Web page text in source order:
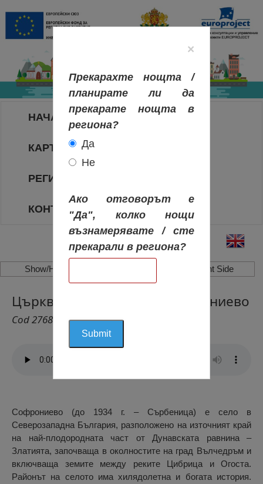
НАЧАЛО
КАРТА НА РЕГИОНИТЕ
РЕГИОНИ
КОНТАКТИ
Show/Hide Left Side Show/Hide Right Side
Църквата “Св. Никола”, Софрониево
Cod 2768
Софрониево (до 1934 г. – Сърбеница) е село в
Северозападна България, разположено на източният край
на най-плодородната част от Дунавската равнина –
Златията, започваща в околностите на град Вълчедръм и
включваща земите между реките Цибрица и Огоста.
Районът на селото има хилядолетна и богата история.
×
Прекарахте нощта /
планирате ли да
прекарате нощта в
региона?
Да
Не
Ако отговорът е
"Да", колко нощи
възнамерявате / сте
прекарали в региона?